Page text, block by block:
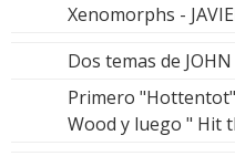
Xenomorphs -
Dos temas de JOHN
Primero
Wood y luego " Hit